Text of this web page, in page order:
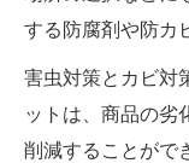
する防腐剤や防カ
害虫対策とカビ対
ットは、商品の劣
削減することがで